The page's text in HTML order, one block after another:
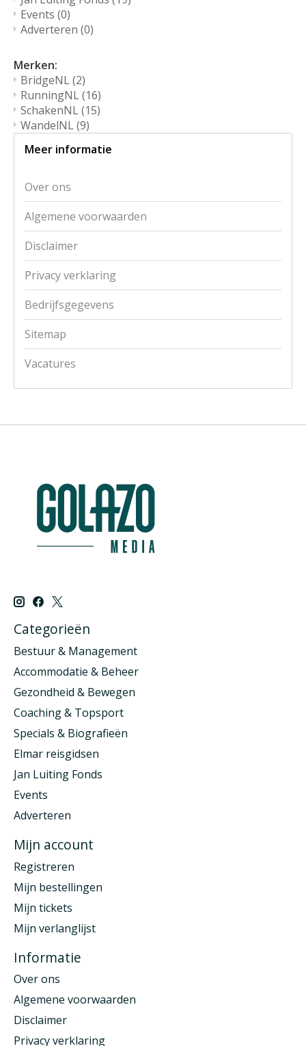
Events (0)
Adverteren (0)
Merken:
BridgeNL(2)
RunningNL(16)
SchakenNL(15)
WandelNL(9)
Meer informatie
Over ons
Algemene voorwaarden
Disclaimer
Privacy verklaring
Bedrijfsgegevens
Sitemap
Vacatures
Categorieën
Bestuur & Management
Accommodatie & Beheer
Gezondheid & Bewegen
Coaching & Topsport
Specials & Biografieën
Elmar reisgidsen
Jan Luiting Fonds
Events
Adverteren
Mijn account
Registreren
Mijn bestellingen
Mijn tickets
Mijn verlanglijst
Informatie
Over ons
Algemene voorwaarden
Disclaimer
Privacy verklaring